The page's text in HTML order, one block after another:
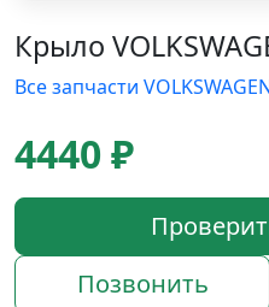
Крыло
Все запчасти
4440 ₽
Позвонить